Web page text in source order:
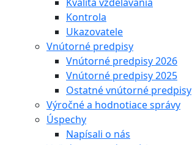
Kontrola
Ukazovatele
Vnútorné predpisy
Vnútorné predpisy 2026
Vnútorné predpisy 2025
Ostatné vnútorné predpisy
Výročné a hodnotiace správy
Úspechy
Napísali o nás